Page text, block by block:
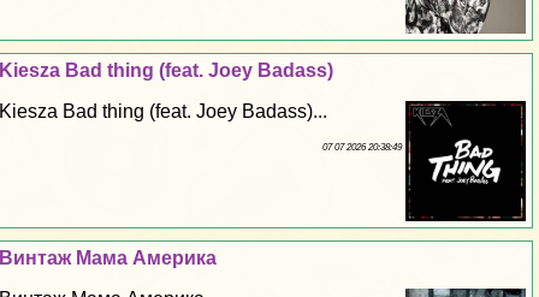
Kiesza Bad thing (feat. Joey Badass)
Kiesza Bad thing (feat. Joey Badass)...
07 07 2026 20:38:49
Винтаж Мама Америка